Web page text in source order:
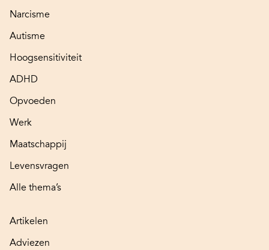
Narcisme
Autisme
Hoogsensitiviteit
ADHD
Opvoeden
Werk
Maatschappij
Levensvragen
Alle thema’s
Artikelen
Adviezen